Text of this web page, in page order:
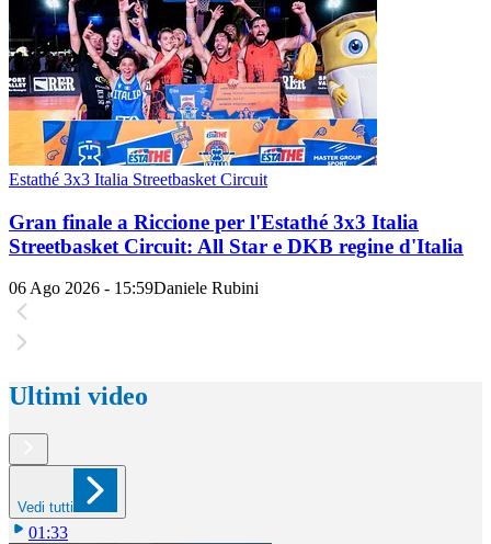
Estathé 3x3 Italia Streetbasket Circuit
Gran finale a Riccione per l'Estathé 3x3 Italia
Streetbasket Circuit: All Star e DKB regine d'Italia
06 Ago 2026 - 15:59Daniele Rubini
Ultimi video
Vedi tutti
01:33